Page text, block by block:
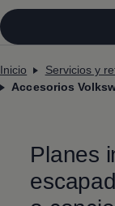
Inicio Servicios y
Accesorios
Planes